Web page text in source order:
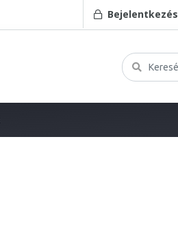
Bejelentkezés